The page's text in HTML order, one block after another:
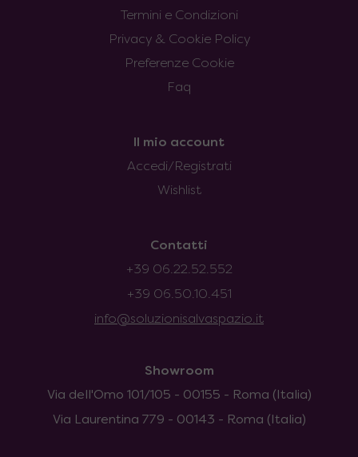
Termini e Condizioni
Privacy & Cookie Policy
Preferenze Cookie
Faq
Il mio account
Accedi/Registrati
Wishlist
Contatti
+39 06.22.52.552
+39 06.50.10.451
info@soluzionisalvaspazio.it
Showroom
Via dell'Omo 101/105 - 00155 - Roma (Italia)
Via Laurentina 779 - 00143 - Roma (Italia)